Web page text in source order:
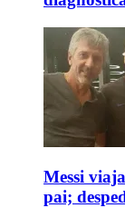
Messi
pai;